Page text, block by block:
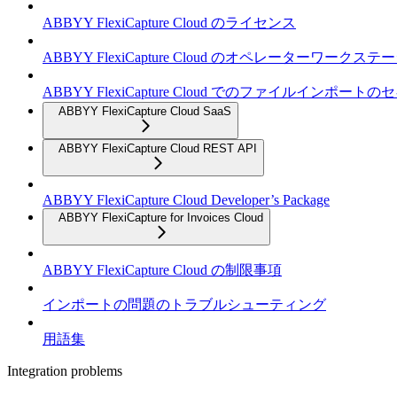
ABBYY FlexiCapture Cloud のライセンス
ABBYY FlexiCapture Cloud のオペレーターワークステ
ABBYY FlexiCapture Cloud でのファイルインポートの
ABBYY FlexiCapture Cloud SaaS
ABBYY FlexiCapture Cloud REST API
ABBYY FlexiCapture Cloud Developer’s Package
ABBYY FlexiCapture for Invoices Cloud
ABBYY FlexiCapture Cloud の制限事項
インポートの問題のトラブルシューティング
用語集
Integration problems